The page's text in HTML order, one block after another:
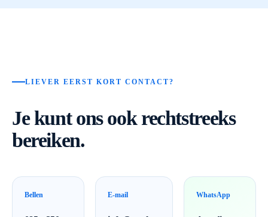
LIEVER EERST KORT CONTACT?
Je kunt ons ook rechtstreeks
bereiken.
Bellen E-mail WhatsApp